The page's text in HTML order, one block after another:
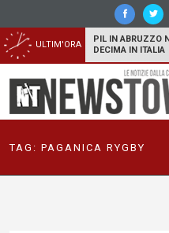
ULTIM'ORA
PIL IN ABRUZZO
DECIMA IN ITALIA
TAG: PAGANICA RYGBY